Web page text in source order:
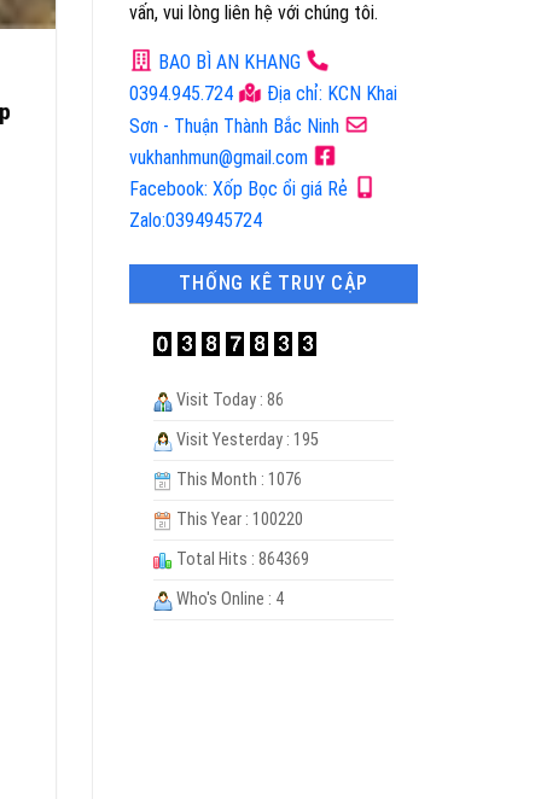
vấn, vui lòng liên hệ với chúng tôi.
BAO BÌ AN KHANG
0394.945.724
Địa chỉ: KCN Khai
Sơn - Thuận Thành Bắc Ninh
vukhanhmun@gmail.com
Facebook: Xốp Bọc ổi giá Rẻ
Zalo:0394945724
THỐNG KÊ TRUY CẬP
Visit Today : 86
Visit Yesterday : 195
This Month : 1076
This Year : 100220
Total Hits : 864369
Who's Online : 4